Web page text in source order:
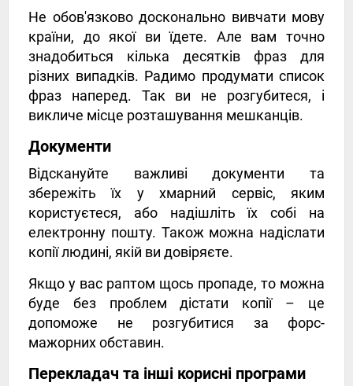
Не обов'язково досконально вивчати мову
країни, до якої ви їдете. Але вам точно
знадобиться кілька десятків фраз для
різних випадків. Радимо продумати список
фраз наперед. Так ви не розгубитеся, і
викличе місце розташування мешканців.
Документи
Відскануйте важливі документи та
збережіть їх у хмарний сервіс, яким
користуєтеся, або надішліть їх собі на
електронну пошту. Також можна надіслати
копії людині, якій ви довіряєте.
Якщо у вас раптом щось пропаде, то можна
буде без проблем дістати копії – це
допоможе не розгубитися за форс-
мажорних обставин.
Перекладач та інші корисні програми